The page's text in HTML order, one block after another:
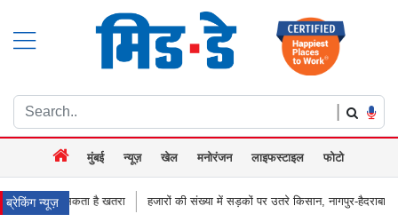
|
मुंबई न्यूज़ खेल मनोरंजन लाइफस्टाइल फोटो
ब्रेकिंग न्यूज़हजारों की संख्या में सड़कों पर उतरे किसान, नागपुर-हैदराबाद राजमार्ग किया जाम,